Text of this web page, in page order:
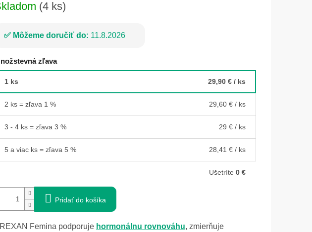
(4 ks)
Môžeme doručiť do: 11.8.2026
zľava
1 ks 29,90 € / ks
2 ks = zľava 1 % 29,60 € / ks
3 - 4 ks = zľava 3 % 29 € / ks
5 a viac ks = zľava 5 % 28,41 € / ks
Ušetríte 0 €
Pridať do košíka
Femina podporuje hormonálnu rovnováhu, zmierňuje